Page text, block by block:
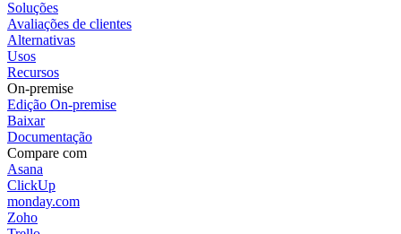
Soluções
Avaliações de clientes
Alternativas
Usos
Recursos
On-premise
Edição On-premise
Baixar
Documentação
Compare com
Asana
ClickUp
monday.com
Zoho